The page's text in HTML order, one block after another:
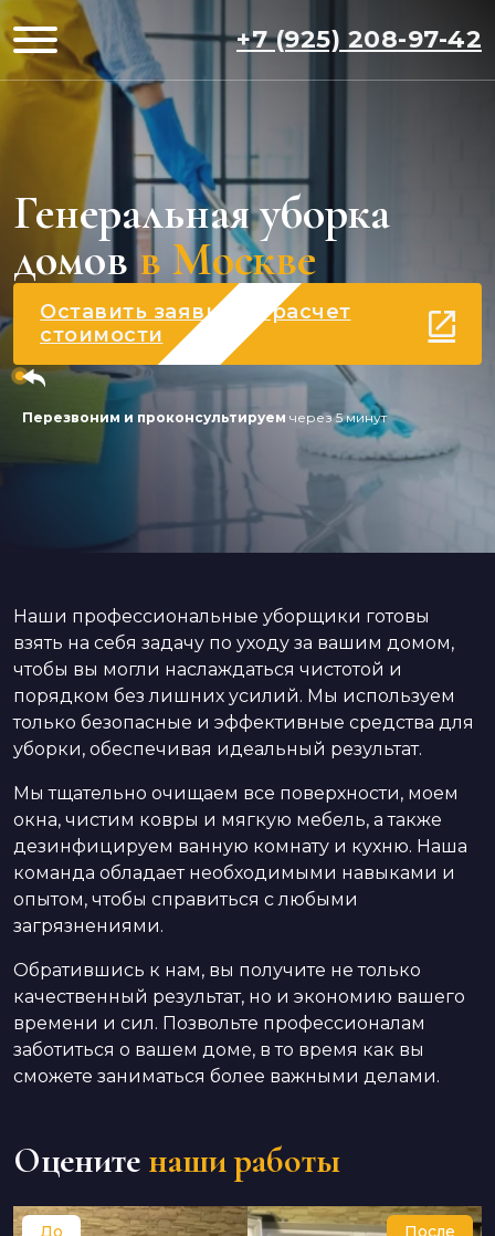
+7 (925) 208-97-42
Генеральная уборка
домов в Москве
Оставить заявку на расчет
стоимости
Перезвоним и проконсультируем через 5 минут
Наши профессиональные уборщики готовы
взять на себя задачу по уходу за вашим домом,
чтобы вы могли наслаждаться чистотой и
порядком без лишних усилий. Мы используем
только безопасные и эффективные средства для
уборки, обеспечивая идеальный результат.
Мы тщательно очищаем все поверхности, моем
окна, чистим ковры и мягкую мебель, а также
дезинфицируем ванную комнату и кухню. Наша
команда обладает необходимыми навыками и
опытом, чтобы справиться с любыми
загрязнениями.
Обратившись к нам, вы получите не только
качественный результат, но и экономию вашего
времени и сил. Позвольте профессионалам
заботиться о вашем доме, в то время как вы
сможете заниматься более важными делами.
Оцените наши работы